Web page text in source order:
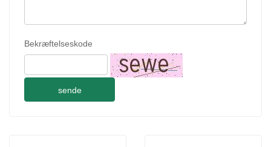
Bekræftelseskode
sende